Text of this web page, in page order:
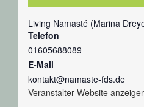
Living Namasté (Marina
Telefon
01605688089
E-Mail
kontakt@namaste-fds.de
Veranstalter-Website